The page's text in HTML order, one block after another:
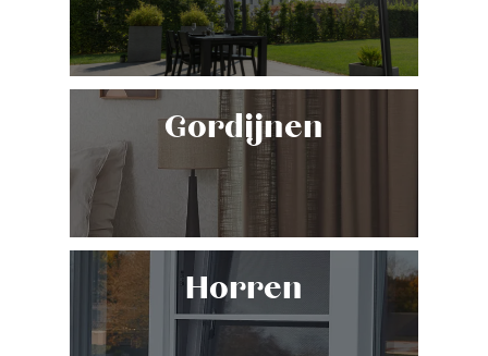
Gordijnen
Horren